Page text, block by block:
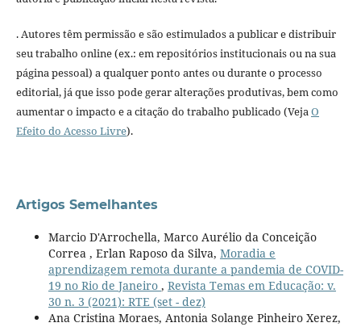
. Autores têm permissão e são estimulados a publicar e distribuir
seu trabalho online (ex.: em repositórios institucionais ou na sua
página pessoal) a qualquer ponto antes ou durante o processo
editorial, já que isso pode gerar alterações produtivas, bem como
aumentar o impacto e a citação do trabalho publicado (VejaO
Efeito do Acesso Livre).
Artigos Semelhantes
Marcio D'Arrochella, Marco Aurélio da Conceição
Correa , Erlan Raposo da Silva, Moradia e
aprendizagem remota durante a pandemia de COVID-
19 no Rio de Janeiro , Revista Temas em Educação: v.
30 n. 3 (2021): RTE (set - dez)
Ana Cristina Moraes, Antonia Solange Pinheiro Xerez,